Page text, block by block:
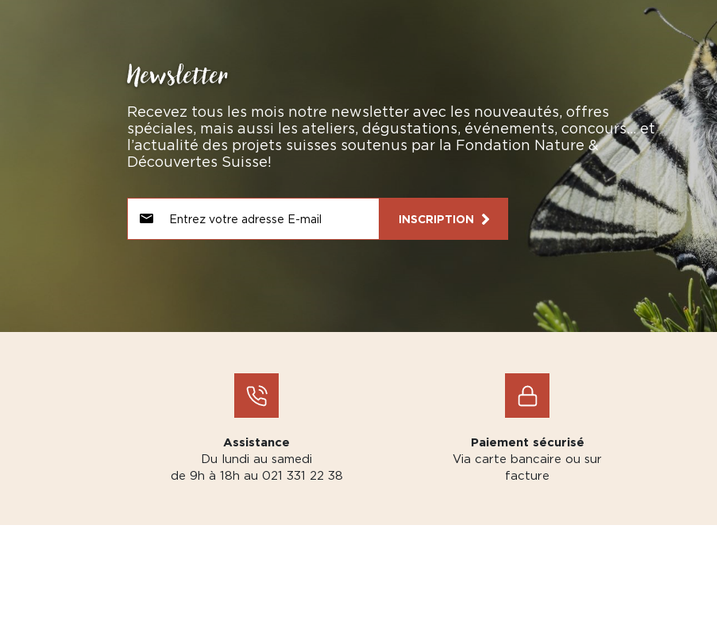
Newsletter
Recevez tous les mois notre newsletter avec les nouveautés, offres
spéciales, mais aussi les ateliers, dégustations, événements, concours… et
l’actualité des projets suisses soutenus par la Fondation Nature &
Découvertes Suisse!
INSCRIPTION
Assistance
Du lundi au samedi
de 9h à 18h au 021 331 22 38
Paiement sécurisé
Via carte bancaire ou sur
facture